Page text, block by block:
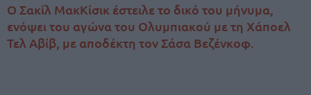
Ο Σακίλ ΜακΚίσικ έστειλε το δικό του μήνυμα,
ενόψει του αγώνα του Ολυμπιακού με τη Χάποελ
Τελ Αβίβ, με αποδέκτη τον Σάσα Βεζένκοφ.